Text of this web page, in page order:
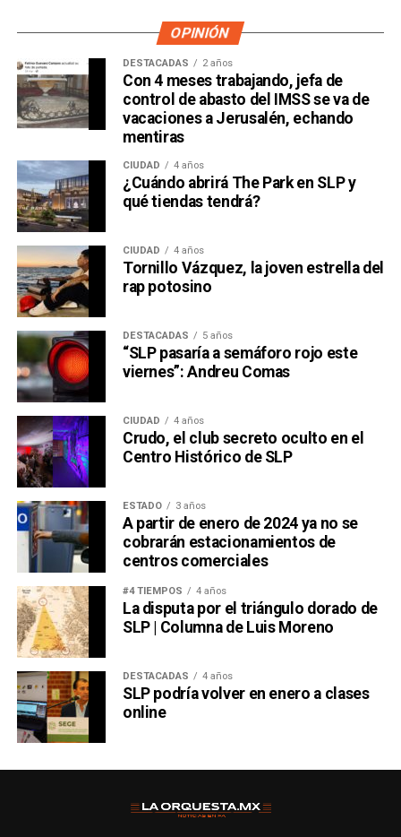
OPINIÓN
DESTACADAS 2 años
Con 4 meses trabajando, jefa de
control de abasto del IMSS se va de
vacaciones a Jerusalén, echando
mentiras
CIUDAD 4 años
¿Cuándo abrirá The Park en SLP y
qué tiendas tendrá?
CIUDAD 4 años
Tornillo Vázquez, la joven estrella del
rap potosino
DESTACADAS 5 años
“SLP pasaría a semáforo rojo este
viernes”: Andreu Comas
CIUDAD 4 años
Crudo, el club secreto oculto en el
Centro Histórico de SLP
ESTADO 3 años
A partir de enero de 2024 ya no se
cobrarán estacionamientos de
centros comerciales
#4 TIEMPOS 4 años
La disputa por el triángulo dorado de
SLP | Columna de Luis Moreno
DESTACADAS 4 años
SLP podría volver en enero a clases
online